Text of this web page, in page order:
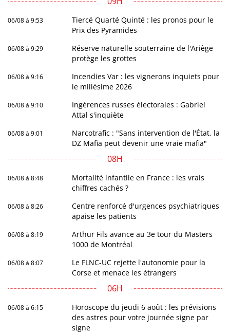
06/08 à 9:53
Tiercé Quarté Quinté : les pronos pour le
Prix des Pyramides
06/08 à 9:29
Réserve naturelle souterraine de l'Ariège
protège les grottes
06/08 à 9:16
Incendies Var : les vignerons inquiets pour
le millésime 2026
06/08 à 9:10
Ingérences russes électorales : Gabriel
Attal s'inquiète
06/08 à 9:01
Narcotrafic : "Sans intervention de l'État, la
DZ Mafia peut devenir une vraie mafia"
08H
06/08 à 8:48
Mortalité infantile en France : les vrais
chiffres cachés ?
06/08 à 8:26
Centre renforcé d'urgences psychiatriques
apaise les patients
06/08 à 8:19
Arthur Fils avance au 3e tour du Masters
1000 de Montréal
06/08 à 8:07
Le FLNC-UC rejette l'autonomie pour la
Corse et menace les étrangers
06H
06/08 à 6:15
Horoscope du jeudi 6 août : les prévisions
des astres pour votre journée signe par
signe